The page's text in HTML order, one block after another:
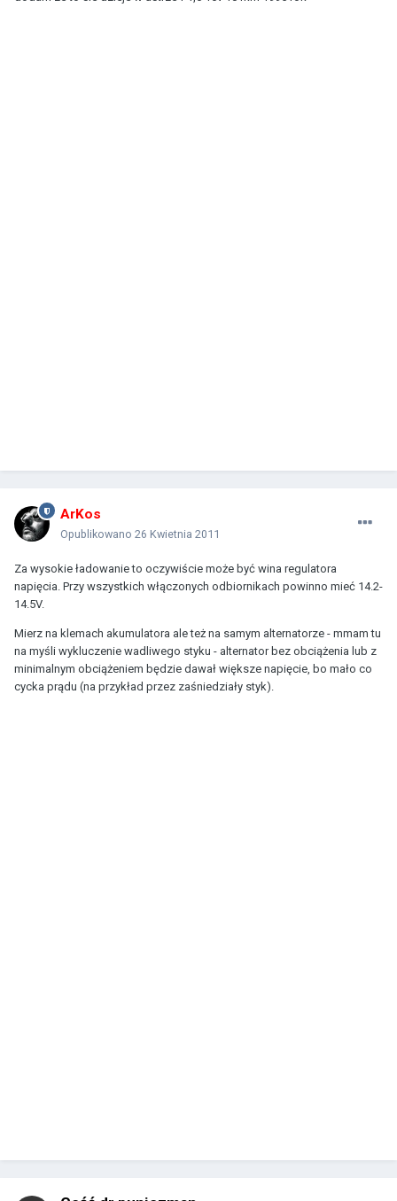
ArKos
Opublikowano 26 Kwietnia 2011
Za wysokie ładowanie to oczywiście może być wina regulatora
napięcia. Przy wszystkich włączonych odbiornikach powinno mieć 14.2-
14.5V.
Mierz na klemach akumulatora ale też na samym alternatorze - mmam tu
na myśli wykluczenie wadliwego styku - alternator bez obciążenia lub z
minimalnym obciążeniem będzie dawał większe napięcie, bo mało co
cycka prądu (na przykład przez zaśniedziały styk).